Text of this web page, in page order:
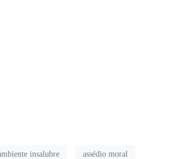
insalubre assédio moral